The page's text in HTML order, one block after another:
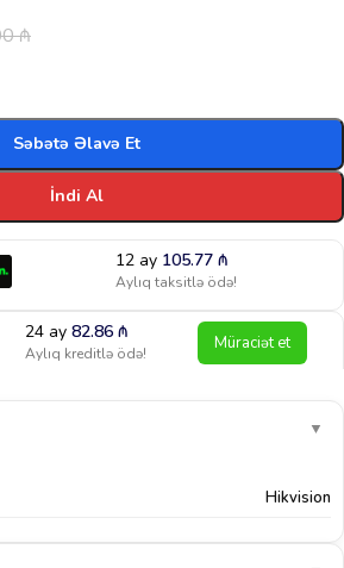
₼
Səbətə Əlavə Et
İndi Al
12 ay 105.77 ₼
Aylıq taksitlə ödə!
24 ay82.86₼
Aylıq kreditlə ödə! Müraciət et
▼
Hikvision